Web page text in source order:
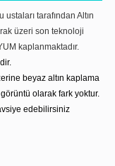
tarafından Altın
üzeri son teknoloji
kaplanmaktadır.
beyaz altın kaplama
olarak fark yoktur.
edebilirsiniz